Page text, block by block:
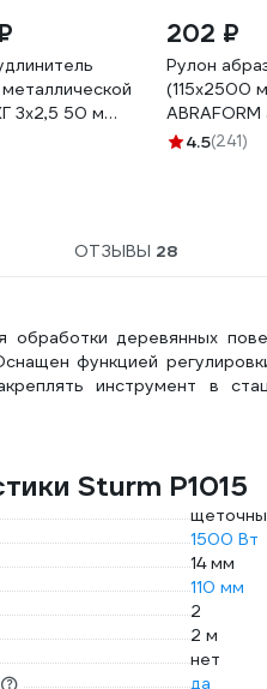
3x2,5 50 м
202 ₽
Рулон
(115x2500
1204.5(241)
ОТЗЫВЫ 28
обработки деревянных
функцией
инструмент в
Sturm P1015
1500 Вт
14 мм
110 мм
2
2 м
нет
да